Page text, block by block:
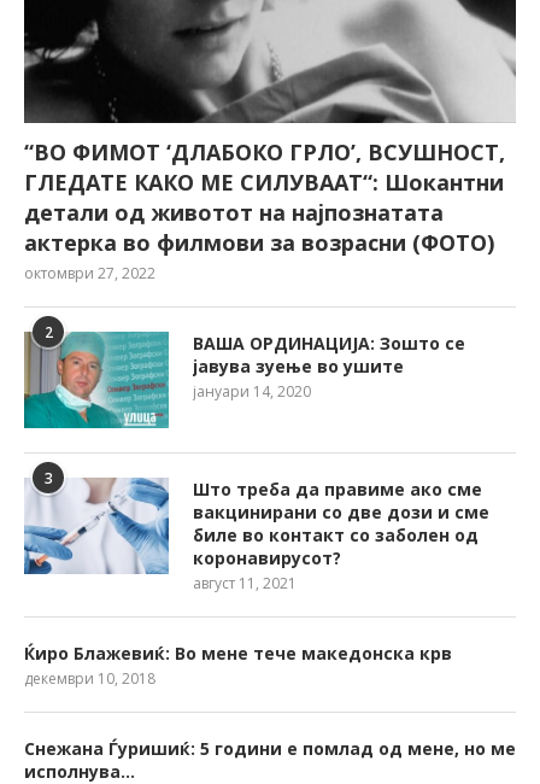
“ВО ФИМОТ ‘ДЛАБОКО ГРЛО’, ВСУШНОСТ,
ГЛЕДАТЕ КАКО МЕ СИЛУВААТ“: Шокантни
детали од животот на најпознатата
актерка во филмови за возрасни (ФОТО)
октомври 27, 2022
2
ВАША ОРДИНАЦИЈА: Зошто се
јавува зуење во ушите
јануари 14, 2020
3
Што треба да правиме ако сме
вакцинирани со две дози и сме
биле во контакт со заболен од
коронавирусот?
август 11, 2021
Ќиро Блажевиќ: Во мене тече македонска крв
декември 10, 2018
Снежана Ѓуришиќ: 5 години е помлад од мене, но ме
исполнува…